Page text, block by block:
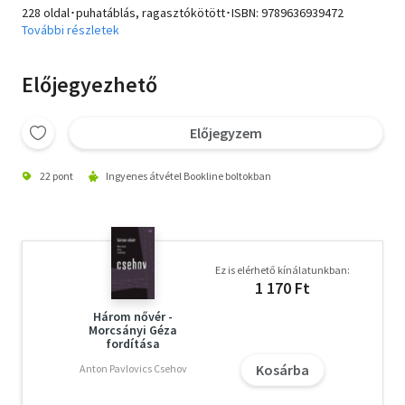
228 oldal･puhatáblás, ragasztókötött･ISBN: 9789636939472
További részletek
Előjegyezhető
Előjegyzem
22 pont Ingyenes átvétel Bookline boltokban
Három nővér -
Morcsányi Géza
fordítása
Anton Pavlovics Csehov
Ez is elérhető kínálatunkban:
1 170 Ft
Kosárba